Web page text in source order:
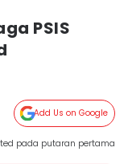
PSIS
Add Us on Google
pada putaran pertama